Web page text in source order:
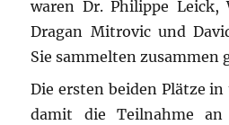
waren Dr. Philippe Leick,
Dragan Mitrovic und
Sie sammelten zusammen
Die ersten beiden Plätze
damit die Teilnahme